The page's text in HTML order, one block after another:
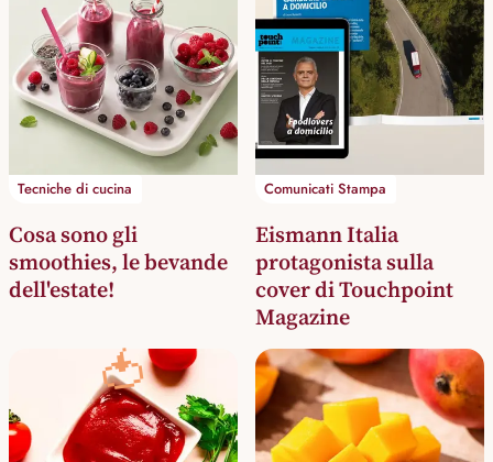
Tecniche di cucina
Cosa sono gli
smoothies, le bevande
dell'estate!
Comunicati Stampa
Eismann Italia
protagonista sulla
cover di Touchpoint
Magazine
🍅